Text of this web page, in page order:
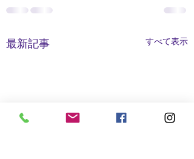
最新記事 すべて表示